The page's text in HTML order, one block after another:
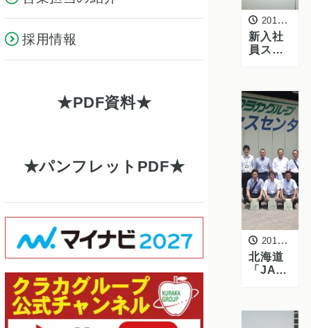
採用情報
PDF資料
パンフレットPDF
2016年7月30日
新入社
員スタ
ログラ
ム 第4
回目
2016年7月28日
北海道
「JAき
振興会